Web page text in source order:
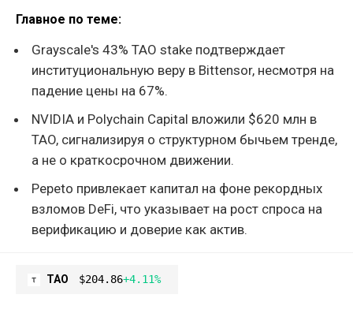
Главное по теме:
Grayscale's 43% TAO stake подтверждает
институциональную веру в Bittensor, несмотря на
падение цены на 67%.
NVIDIA и Polychain Capital вложили $620 млн в
TAO, сигнализируя о структурном бычьем тренде,
а не о краткосрочном движении.
Pepeto привлекает капитал на фоне рекордных
взломов DeFi, что указывает на рост спроса на
верификацию и доверие как актив.
TAO $204.86+4.11%